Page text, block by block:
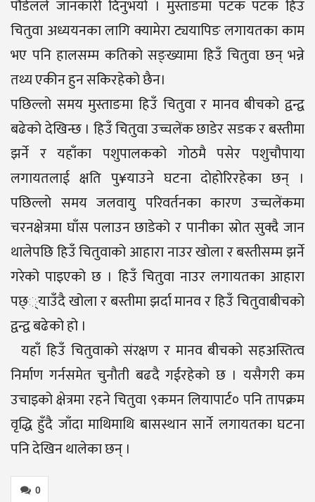
पौडेलले जानकारी दिनुभयो । मुस्ताङमा पटक पटक हिउँ
चितुवा अध्ययनका लागि क्यामेरा ट्ययापिङ लगायतका काम
भए पनि हालसम्म कतिको सङ्ख्यामा हिउँ चितुवा छन् भन्ने
तथ्य एकीन हुन सकिरहेको छैन।
पछिल्लो समय मुस्ताङमा हिउँ चितुवा र मानव बीचको द्वन्द्व
बढेको देखिन्छ । हिउँ चितुवा उच्चलेंक छाडेर सडक र बस्तीमा
झर्ने र यहाँका पशुपालकको गोठमै पसेर पशुचौपाया
लगायतलाई क्षति पु¥याउने घटना दोहोरिरहेका छन् ।
पछिल्लो समय जलवायु परिवर्तनका कारण उच्चलेंकमा
चरनक्षेत्रमा घाँस पलाउन छाडेको र पानीका स्रोत सुक्दै जान
थालेपछि हिउँ चितुवाको आहारा नाउर खोला र बस्तीसम्म झर्ने
गरेको पाइएको छ । हिउँ चितुवा नाउर लगायतका आहारा
पछ््याउँदै खोला र बस्तीमा झर्दा मानव र हिउँ चितुवाबीचको
द्वन्द्व बढेको हो ।
यहाँ हिउँ चितुवाको संरक्षण र मानव बीचको सहअस्तित्व
निर्माण गर्नसमेत चुनौती बढदै गईरहेको छ । यसैगरी कम
उचाइको क्षेत्रमा रहने चितुवा ९कमन लियापार्ट० पनि तापक्रम
वृद्धि हुँदै जाँदा माथिमाथि बासस्थान सार्ने लगायतका घटना
पनि देखिन थालेका छन् ।
0